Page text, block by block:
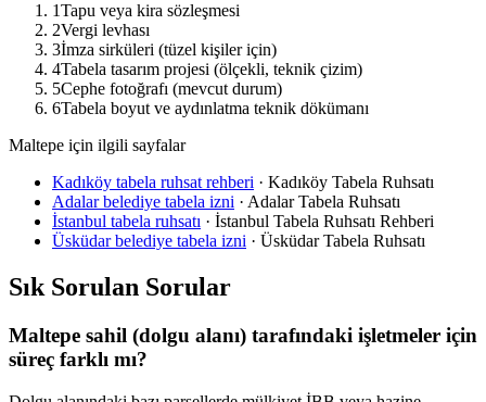
1Tapu veya kira sözleşmesi
2Vergi levhası
3İmza sirküleri (tüzel kişiler için)
4Tabela tasarım projesi (ölçekli, teknik çizim)
5Cephe fotoğrafı (mevcut durum)
6Tabela boyut ve aydınlatma teknik dökümanı
Maltepe için ilgili sayfalar
Kadıköy tabela ruhsat rehberi · Kadıköy Tabela Ruhsatı
Adalar belediye tabela izni · Adalar Tabela Ruhsatı
İstanbul tabela ruhsatı · İstanbul Tabela Ruhsatı Rehberi
Üsküdar belediye tabela izni · Üsküdar Tabela Ruhsatı
Sık Sorulan Sorular
Maltepe sahil (dolgu alanı) tarafındaki işletmeler için
süreç farklı mı?